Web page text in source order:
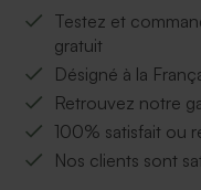
Testez et
gratuit
Désigné à la
Retrouvez notre
100% satisfait ou
Nos clients sont